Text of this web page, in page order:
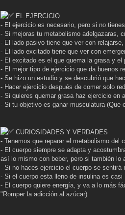
EL EJERCICIO
- El ejercicio es necesario, pero si no
- Si mejoras tu metabolismo adelgazaras,
- El lado pasivo tiene que ver con
- El lado excitado tiene que ver con
- El excitado es el que quema la grasa y el
- El mejor tipo de ejercicio que da buenos
- Se hizo un estudio y se descubrió que
- Hacer ejercicio después de comer solo
- Si quieres quemar grasa haz ejercicio en
- Si tu objetivo es ganar musculatura (Que
CURIOSIDADES Y VERDADES
- Tenemos que reparar el metabolismo del
- El cuerpo siempre se adapta y
así lo mismo con beber, pero si también lo
- Si no haces ejercicio el cuerpo se sentirá
- Si el cuerpo esta lleno de insulina es casi
- El cuerpo quiere energía, y va a lo más
"Romper la adicción al azúcar)